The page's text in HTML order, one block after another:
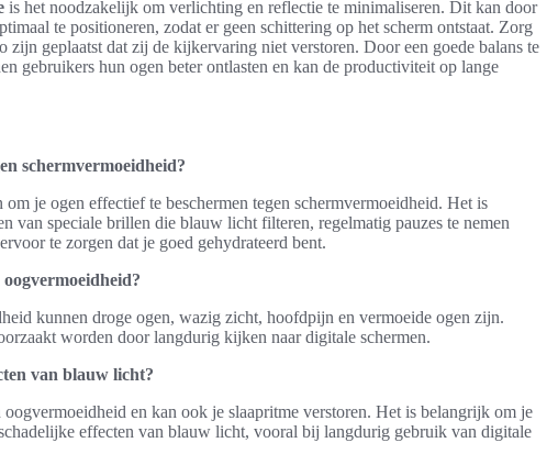
is het noodzakelijk om verlichting en reflectie te minimaliseren. Dit kan door
te positioneren, zodat er geen schittering op het scherm ontstaat. Zorg
zijn geplaatst dat zij de kijkervaring niet verstoren. Door een goede balans te
gebruikers hun ogen beter ontlasten en kan de productiviteit op lange
schermvermoeidheid?
je ogen effectief te beschermen tegen schermvermoeidheid. Het is
van speciale brillen die blauw licht filteren, regelmatig pauzes te nemen
te zorgen dat je goed gehydrateerd bent.
kunnen droge ogen, wazig zicht, hoofdpijn en vermoeide ogen zijn.
worden door langdurig kijken naar digitale schermen.
van blauw licht?
en kan ook je slaapritme verstoren. Het is belangrijk om je
effecten van blauw licht, vooral bij langdurig gebruik van digitale